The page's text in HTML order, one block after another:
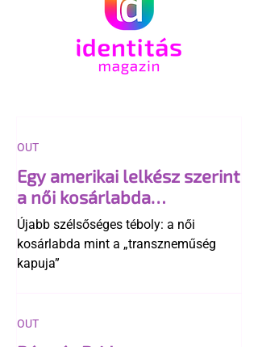
Egy amerikai lelkész szerint
a női kosárlabda
transzneműséghez vezet
Újabb szélsőséges téboly: a női
kosárlabda mint a „transzneműség
kapuja”
OUT
OUT